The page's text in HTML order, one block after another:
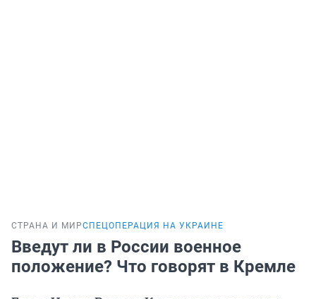
СТРАНА И МИРСПЕЦОПЕРАЦИЯ НА УКРАИНЕ
Введут ли в России военное
положение? Что говорят в Кремле